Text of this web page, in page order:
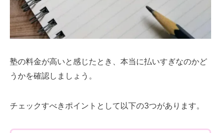
塾の料金が高いと感じたとき、本当に払いすぎなのかど
うかを確認しましょう。
チェックすべきポイントとして以下の3つがあります。